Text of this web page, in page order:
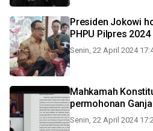
Presiden Jokowi
PHPU Pilpres 2024
Senin, 22 April 2024
Mahkamah
permohonan
Senin, 22 April 2024